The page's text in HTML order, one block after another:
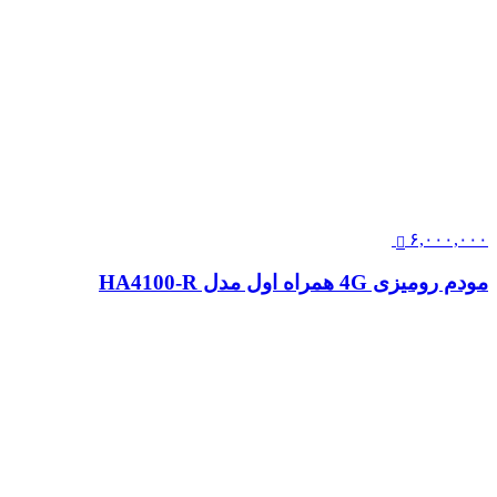
۶,۰۰۰,۰۰۰
مودم رومیزی 4G همراه اول مدل HA4100-R